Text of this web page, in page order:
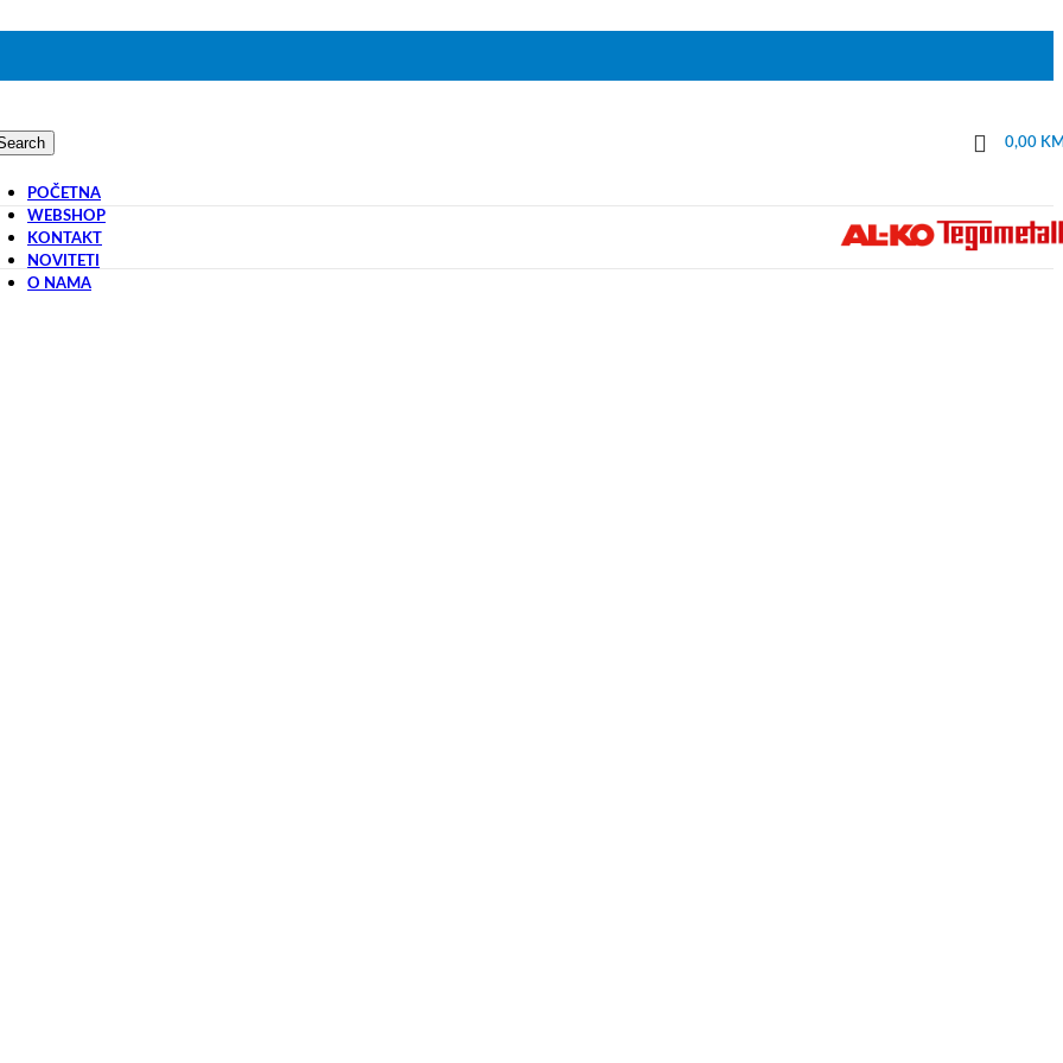
0,00
POČETNA
WEBSHOP
KONTAKT
NOVITETI
O NAMA